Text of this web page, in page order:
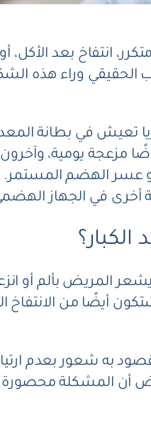
انتفاخ بعد
الحقيقي وراء هذه
تعيش في بطانة
مزعجة يومية،
عسر الهضم المستمر.
أخرى في الجهاز
يشعر المريض بألم
أيضًا من الانتفاخ
به شعور بعدم
أن المشكلة